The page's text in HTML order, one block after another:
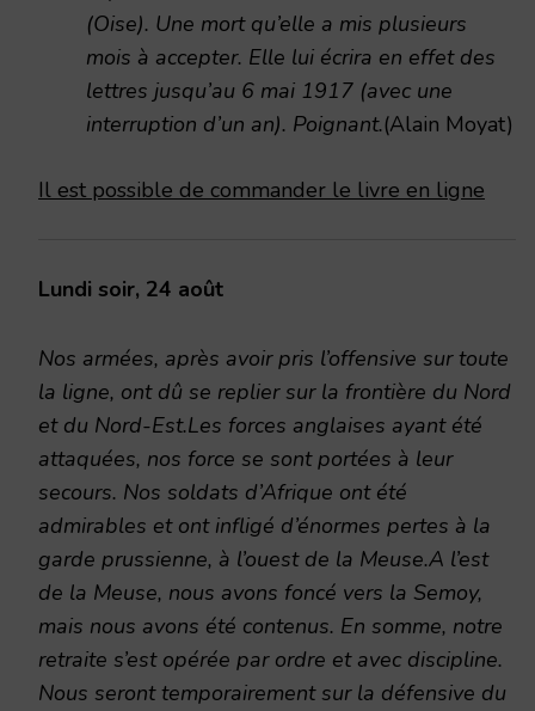
(Oise). Une mort qu’elle a mis plusieurs
mois à accepter. Elle lui écrira en effet des
lettres jusqu’au 6 mai 1917 (avec une
interruption d’un an). Poignant.(Alain Moyat)
Il est possible de commander le livre en ligne
Lundi soir, 24 août
Nos armées, après avoir pris l’offensive sur toute
la ligne, ont dû se replier sur la frontière du Nord
et du Nord-Est.Les forces anglaises ayant été
attaquées, nos force se sont portées à leur
secours. Nos soldats d’Afrique ont été
admirables et ont infligé d’énormes pertes à la
garde prussienne, à l’ouest de la Meuse.A l’est
de la Meuse, nous avons foncé vers la Semoy,
mais nous avons été contenus. En somme, notre
retraite s’est opérée par ordre et avec discipline.
Nous seront temporairement sur la défensive du